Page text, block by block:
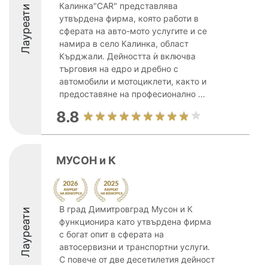
Лауреати
Калинка"СAR" представлява
утвърдена фирма, която работи в
сферата на авто-мото услугите и се
намира в село Калинка, област
Кърджали. Дейността ѝ включва
търговия на едро и дребно с
автомобили и мотоциклети, както и
предоставяне на професионално ...
8.8
Лауреати
МУСОН и К
В град Димитровград Мусон и К
функционира като утвърдена фирма
с богат опит в сферата на
автосервизни и транспортни услуги.
С повече от две десетилетия дейност